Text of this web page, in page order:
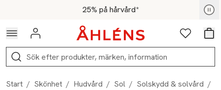
Hoppa till navigationsmenyn25% på hårvård*
För medlemmar - Shoppa nu
Logga in Favoriter
Sök
Start / Skönhet / Hudvård / Sol / Solskydd & solvård /